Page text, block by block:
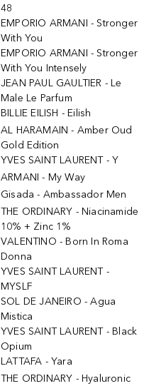
48
EMPORIO ARMANI - Stronger
With You
EMPORIO ARMANI - Stronger
With You Intensely
JEAN PAUL GAULTIER - Le
Male Le Parfum
BILLIE EILISH - Eilish
AL HARAMAIN - Amber Oud
Gold Edition
YVES SAINT LAURENT - Y
ARMANI - My Way
Gisada - Ambassador Men
THE ORDINARY - Niacinamide
10% + Zinc 1%
VALENTINO - Born In Roma
Donna
YVES SAINT LAURENT -
MYSLF
SOL DE JANEIRO - Agua
Mistica
YVES SAINT LAURENT - Black
Opium
LATTAFA - Yara
THE ORDINARY - Hyaluronic